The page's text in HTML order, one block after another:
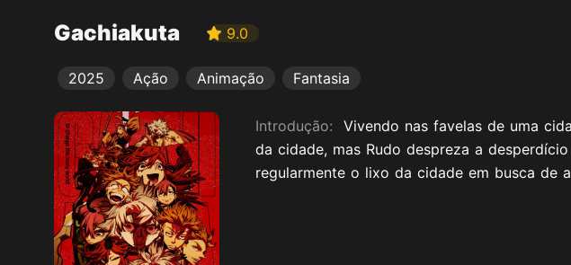
Gachiakuta 9.0
2025 Ação Animação Fantasia
Introdução: Vivendo nas favelas de uma
da cidade, mas Rudo despreza a
regularmente o lixo da cidade em busca de